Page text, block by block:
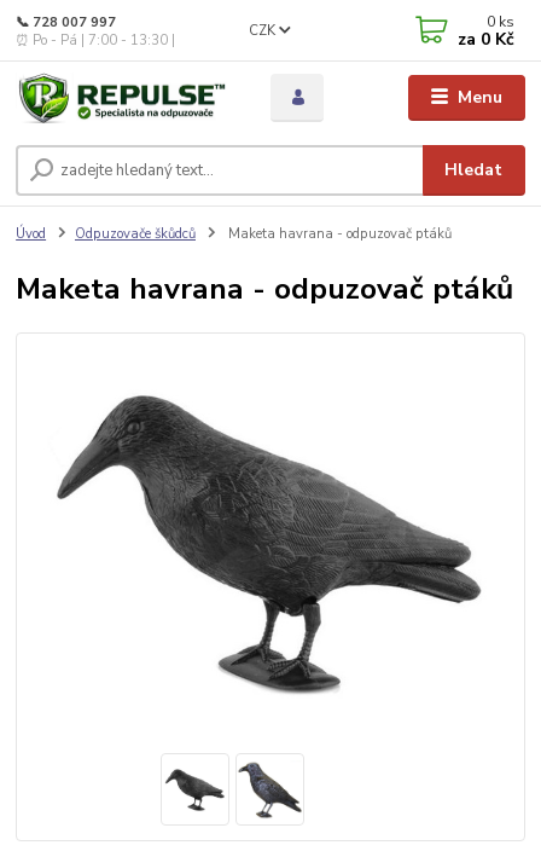
Menu
CZK
Hledat
📞 728 007 997
⏰ Po - Pá | 7:00 - 13:30 |
0 ks
za 0 Kč
Úvod Odpuzovače škůdců Maketa havrana - odpuzovač ptáků
Maketa havrana - odpuzovač ptáků